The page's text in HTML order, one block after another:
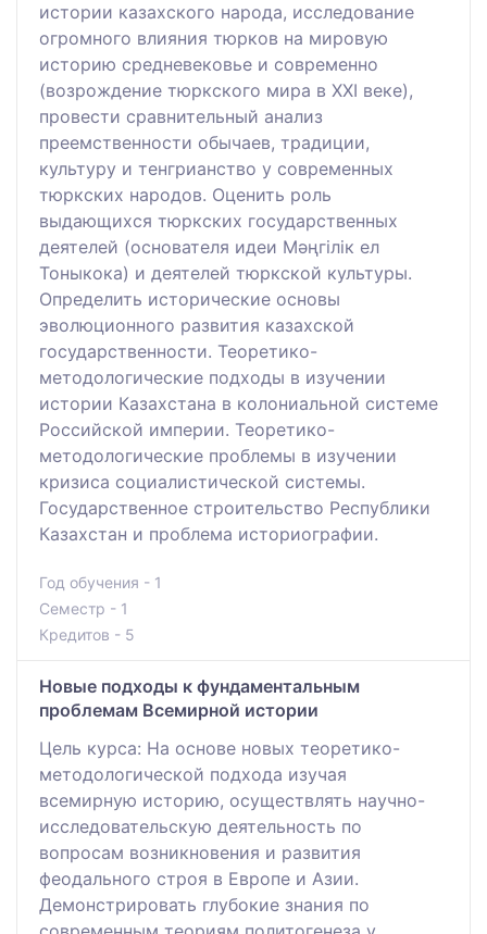
истории казахского народа, исследование
огромного влияния тюрков на мировую
историю средневековье и современно
(возрождение тюркского мира в ХХІ веке),
провести сравнительный анализ
преемственности обычаев, традиции,
культуру и тенгрианство у современных
тюркских народов. Оценить роль
выдающихся тюркских государственных
деятелей (основателя идеи Мәңгілік ел
Тоныкока) и деятелей тюркской культуры.
Определить исторические основы
эволюционного развития казахской
государственности. Теоретико-
методологические подходы в изучении
истории Казахстана в колониальной системе
Российской империи. Теоретико-
методологические проблемы в изучении
кризиса социалистической системы.
Государственное строительство Республики
Казахстан и проблема историографии.
Год обучения - 1
Семестр - 1
Кредитов - 5
Новые подходы к фундаментальным
проблемам Всемирной истории
Цель курса: На основе новых теоретико-
методологической подхода изучая
всемирную историю, осуществлять научно-
исследовательскую деятельность по
вопросам возникновения и развития
феодального строя в Европе и Азии.
Демонстрировать глубокие знания по